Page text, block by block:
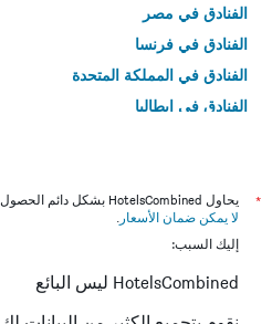
الفنادق في مصر
الفنادق في فرنسا
الفنادق في المملكة المتحدة
الفنادق في إيطاليا
*
يحاول HotelsCombined بشكل دائم الحصول على الأسعار الدقيقة، ولكن
لا يمكن ضمان الأسعار .
إليك السبب:
HotelsCombined ليس البائع